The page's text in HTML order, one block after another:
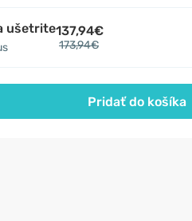
ušetrite137,94€
173,94€
Pridať do košíka